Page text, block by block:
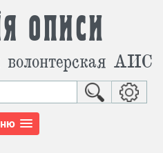
описи
АИС